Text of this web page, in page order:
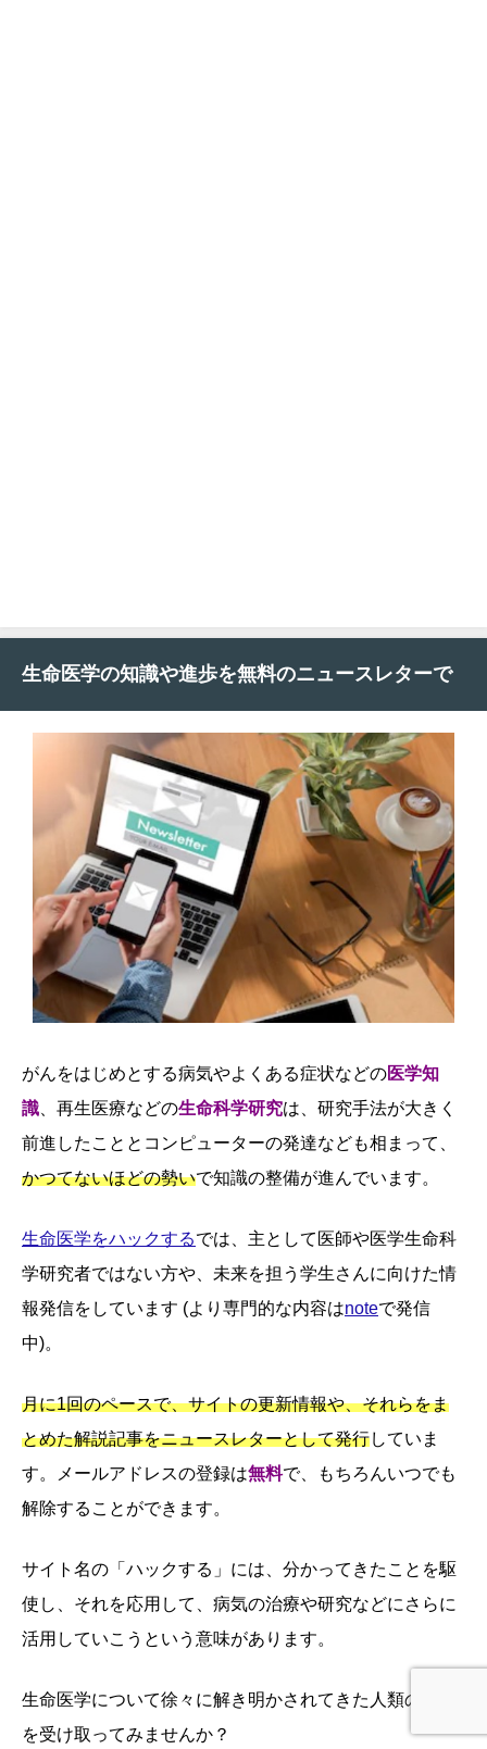
生命医学の知識や進歩を無料のニュースレターで
がんをはじめとする病気やよくある症状などの医学知
識 、再生医療などの生命科学研究は、研究手法が大きく
前進したこととコンピューターの発達なども相まって、
かつてないほどの勢いで知識の整備が進んでいます。
生命医学をハックするでは、主として医師や医学生命科
学研究者ではない方や、未来を担う学生さんに向けた情
報発信をしています (より専門的な内容はnoteで発信
中)。
月に1回のペースで、サイトの更新情報や、それらをま
とめた解説記事をニュースレターとして発行していま
す。メールアドレスの登録は無料で、もちろんいつでも
解除することができます。
サイト名の「ハックする」には、分かってきたことを駆
使し、それを応用して、病気の治療や研究などにさらに
活用していこうという意味があります。
生命医学について徐々に解き明かされてきた人類の英知
を受け取ってみませんか？